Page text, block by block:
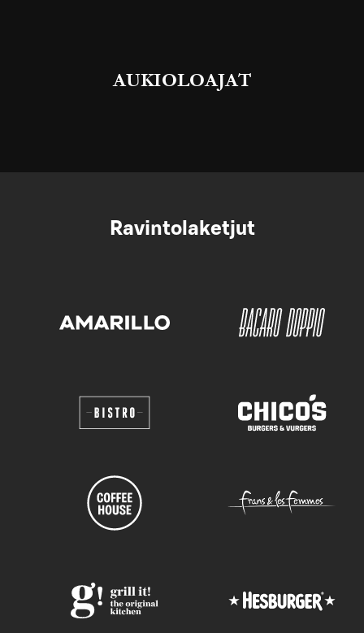
AUKIOLOAJAT
Ravintolaketjut